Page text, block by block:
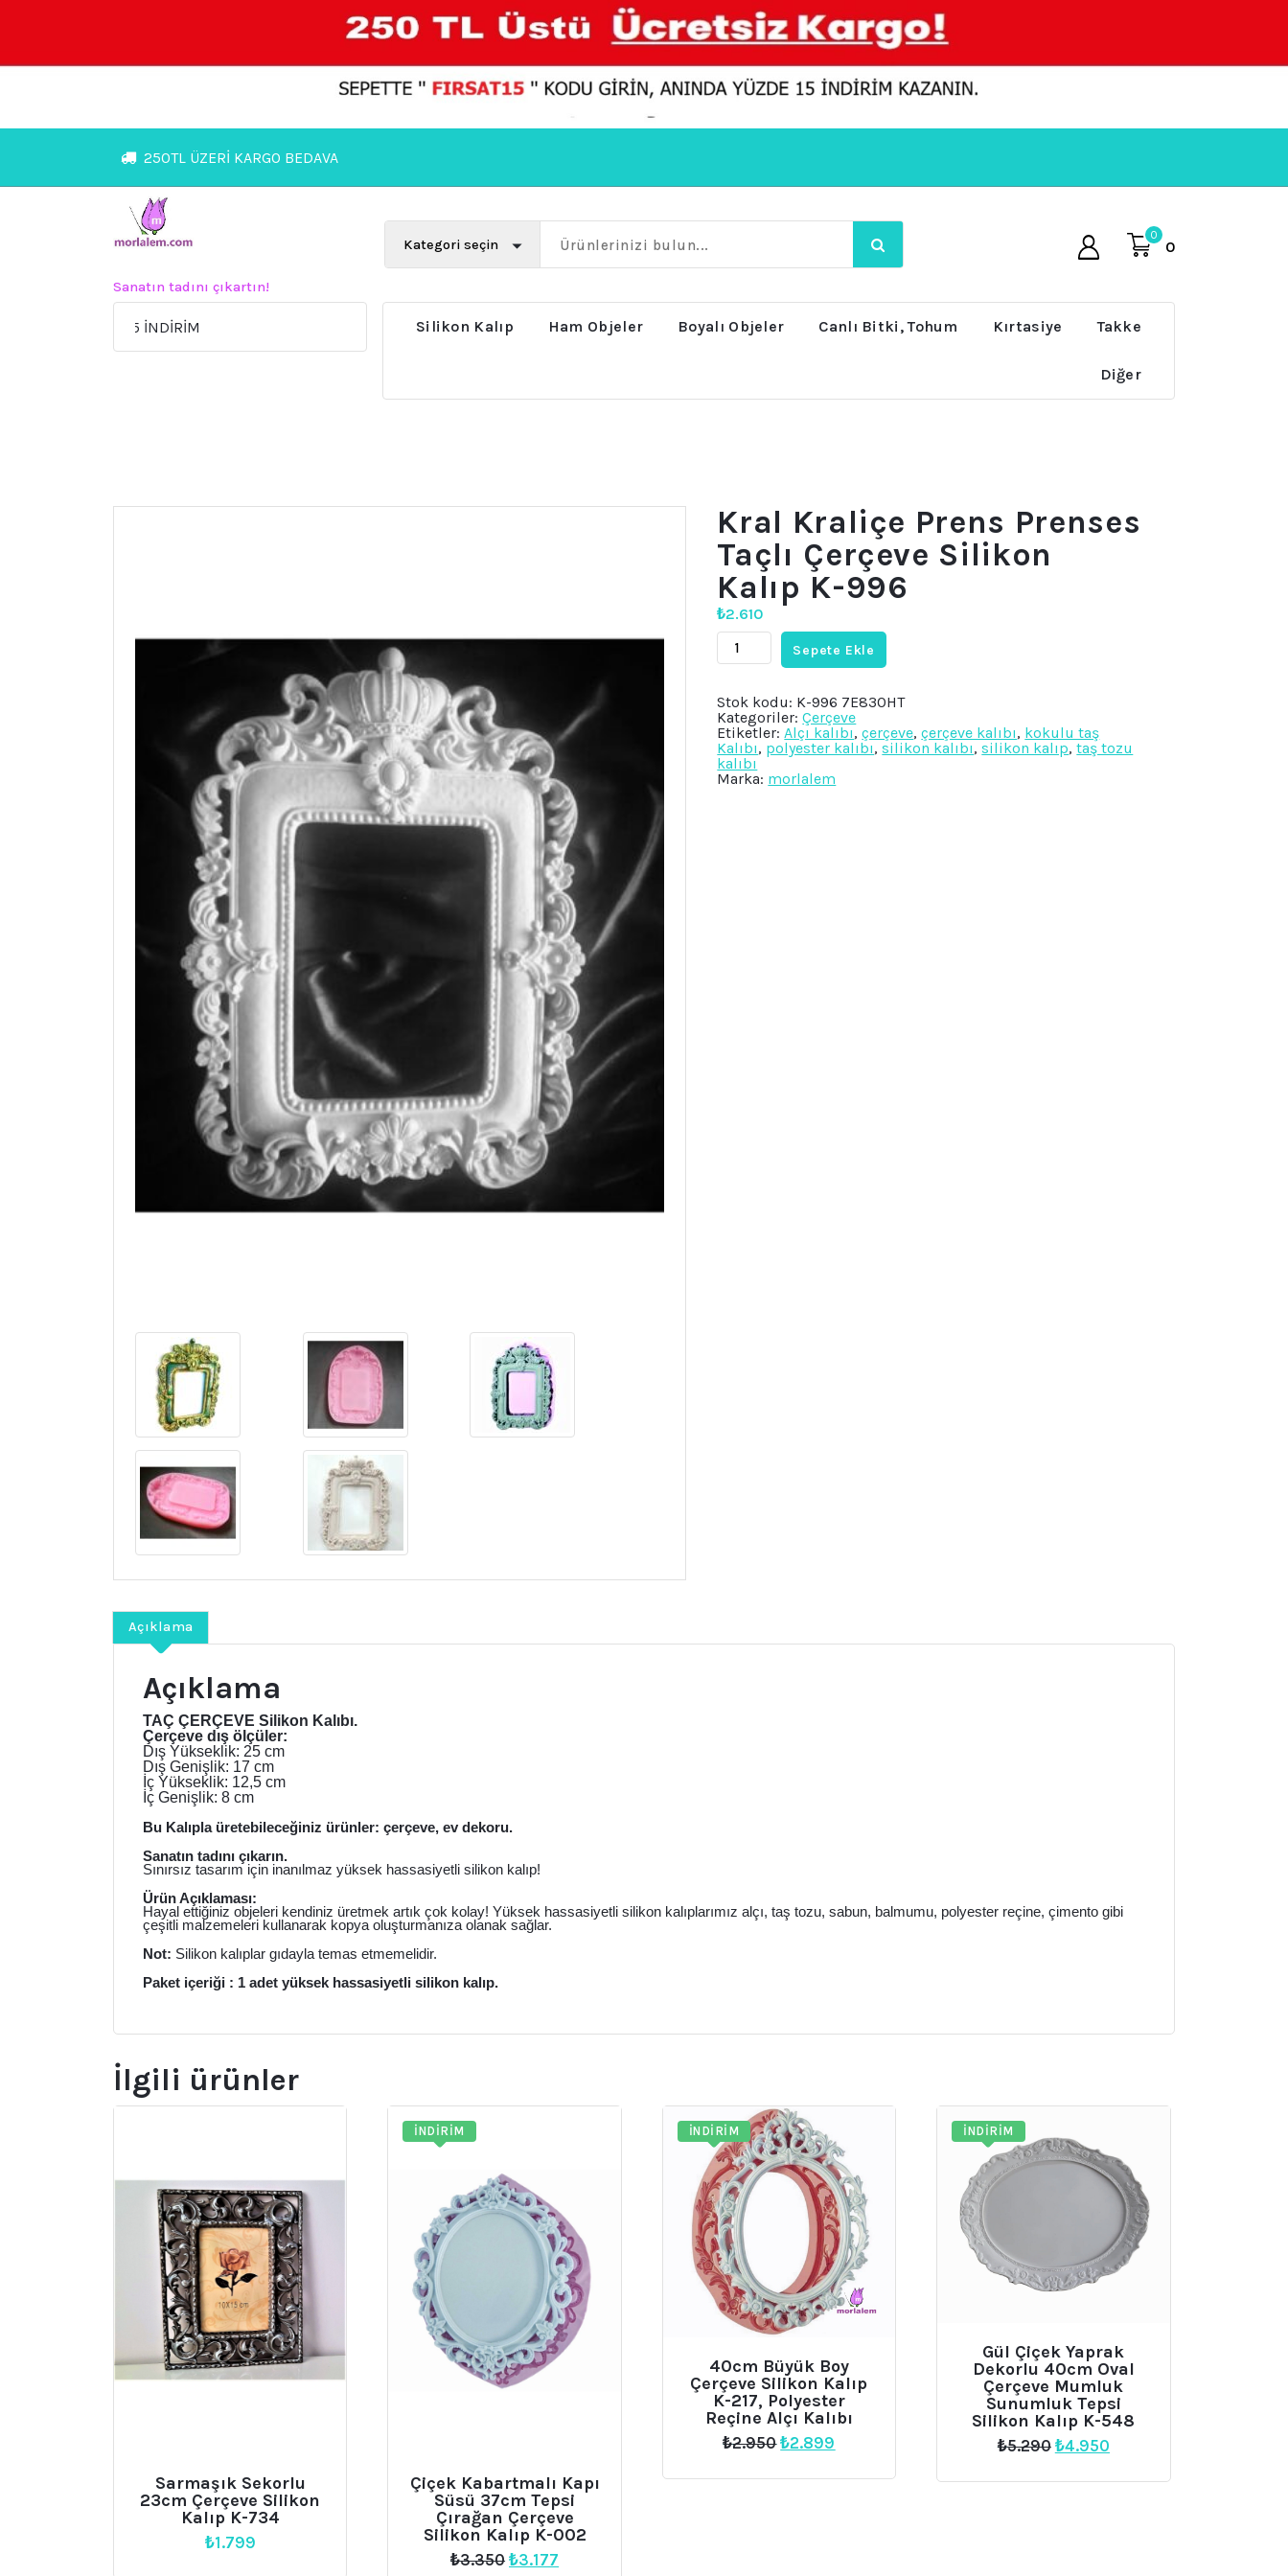
250TL ÜZERİ KARGO BEDAVA
Sanatın tadını çıkartın!
0
0
%15 İNDİRİM Silikon Kalıp Ham Objeler Boyalı Objeler Canlı Bitki, Tohum Kırtasiye Takke
Diğer
Kral Kraliçe Prens Prenses
Taçlı Çerçeve Silikon
Kalıp K-996
₺2.610
Kral
Kraliçe
Prens
Taçlı
Çerçeve
Silikon
Kalıp
K-
996
Sepete Ekle
Stok kodu: K-996 7E830HT
Kategoriler:Çerçeve
Etiketler: Alçı kalıbı,çerçeve,çerçeve kalıbı, kokulu taş
Kalıbı, polyester kalıbı,silikon kalıbı,silikon kalıp,taş tozu
kalıbı
Marka: morlalem
Açıklama
Açıklama
TAÇ ÇERÇEVE Silikon Kalıbı.
Çerçeve dış ölçüler:
Dış Yükseklik: 25 cm
Dış Genişlik: 17 cm
İç Yükseklik: 12,5 cm
İç Genişlik: 8 cm
Bu Kalıpla üretebileceğiniz ürünler: çerçeve, ev dekoru.
Sanatın tadını çıkarın.
Sınırsız tasarım için inanılmaz yüksek hassasiyetli silikon kalıp!
Ürün Açıklaması:
Hayal ettiğiniz objeleri kendiniz üretmek artık çok kolay! Yüksek hassasiyetli silikon kalıplarımız alçı, taş tozu, sabun, balmumu, polyester reçine, çimento gibi
çeşitli malzemeleri kullanarak kopya oluşturmanıza olanak sağlar.
Not: Silikon kalıplar gıdayla temas etmemelidir.
Paket içeriği : 1 adet yüksek hassasiyetli silikon kalıp.
İlgili ürünler
Sarmaşık Sekorlu
23cm Çerçeve Silikon
Kalıp K-734
₺1.799
İNDIRIM
Çiçek Kabartmalı Kapı
Süsü 37cm Tepsi
Çırağan Çerçeve
Silikon Kalıp K-002
₺3.350Orijinal
₺3.177
İNDIRIM
40cm Büyük Boy
Çerçeve Silikon Kalıp
K-217, Polyester
Reçine Alçı Kalıbı
₺2.950Orijinal
₺2.950.
₺2.899
fiyat:
İNDIRIM
Gül Çiçek Yaprak
Dekorlu 40cm Oval
Çerçeve Mumluk
Sunumluk Tepsi
Silikon Kalıp K-548
₺5.290 Orijinal
₺5.290.
₺4.950Şu
fiyat: